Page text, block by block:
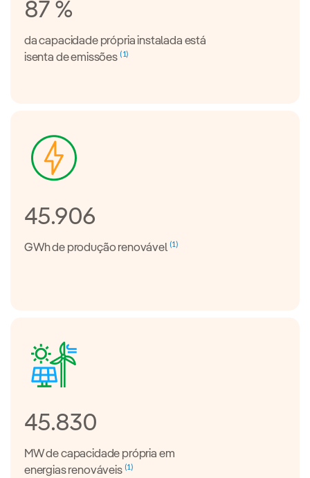
87 %
da capacidade própria instalada está
isenta de emissões (1)
45.906
GWh de produção renovável (1)
45.830
MW de capacidade própria em
energias renováveis (1)